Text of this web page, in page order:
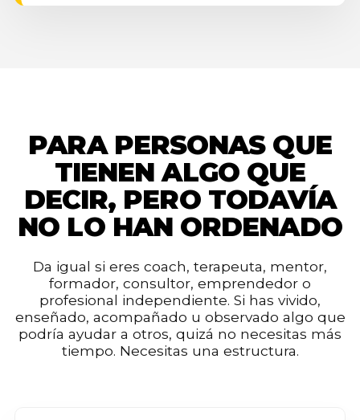
PARA PERSONAS QUE
TIENEN ALGO QUE
DECIR, PERO TODAVÍA
NO LO HAN ORDENADO
Da igual si eres coach, terapeuta, mentor,
formador, consultor, emprendedor o
profesional independiente. Si has vivido,
enseñado, acompañado u observado algo que
podría ayudar a otros, quizá no necesitas más
tiempo. Necesitas una estructura.